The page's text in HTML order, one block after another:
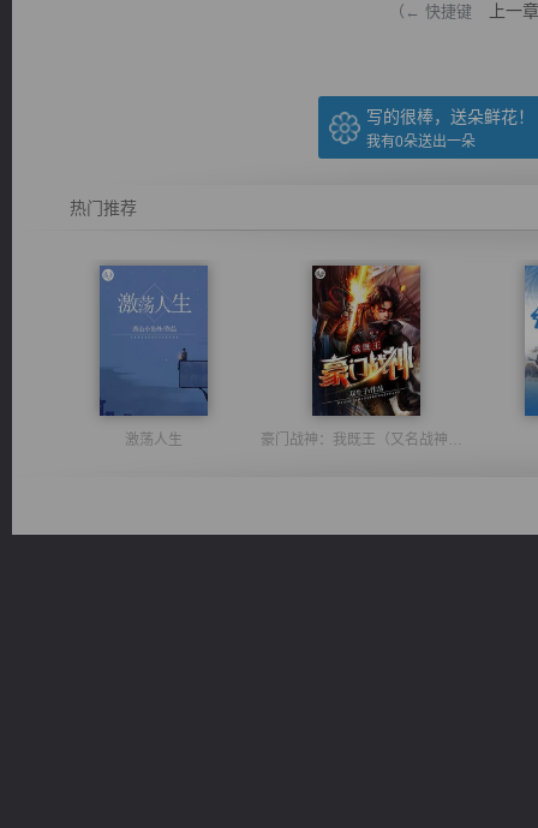
（← 快捷键 上一章
写的很棒，送朵鲜花！
我有0朵送出一朵
热门推荐
激荡人生 豪门战神：我既王（又名战神归来不败神婿修罗战神）